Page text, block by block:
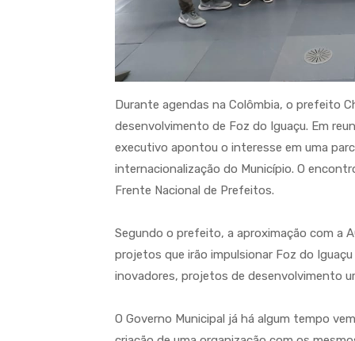
Durante agendas na Colômbia, o prefeito
desenvolvimento de Foz do Iguaçu. Em
executivo apontou o interesse em uma
internacionalização do Município. O
Frente Nacional de Prefeitos.
Segundo o prefeito, a aproximação com a
projetos que irão impulsionar Foz do
inovadores, projetos de desenvolvimento
O Governo Municipal já há algum tempo